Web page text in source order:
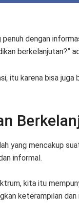
dengan
berkelanjutan?”
itu karena bisa
yang mencakup
informal.
kita itu
keterampilan